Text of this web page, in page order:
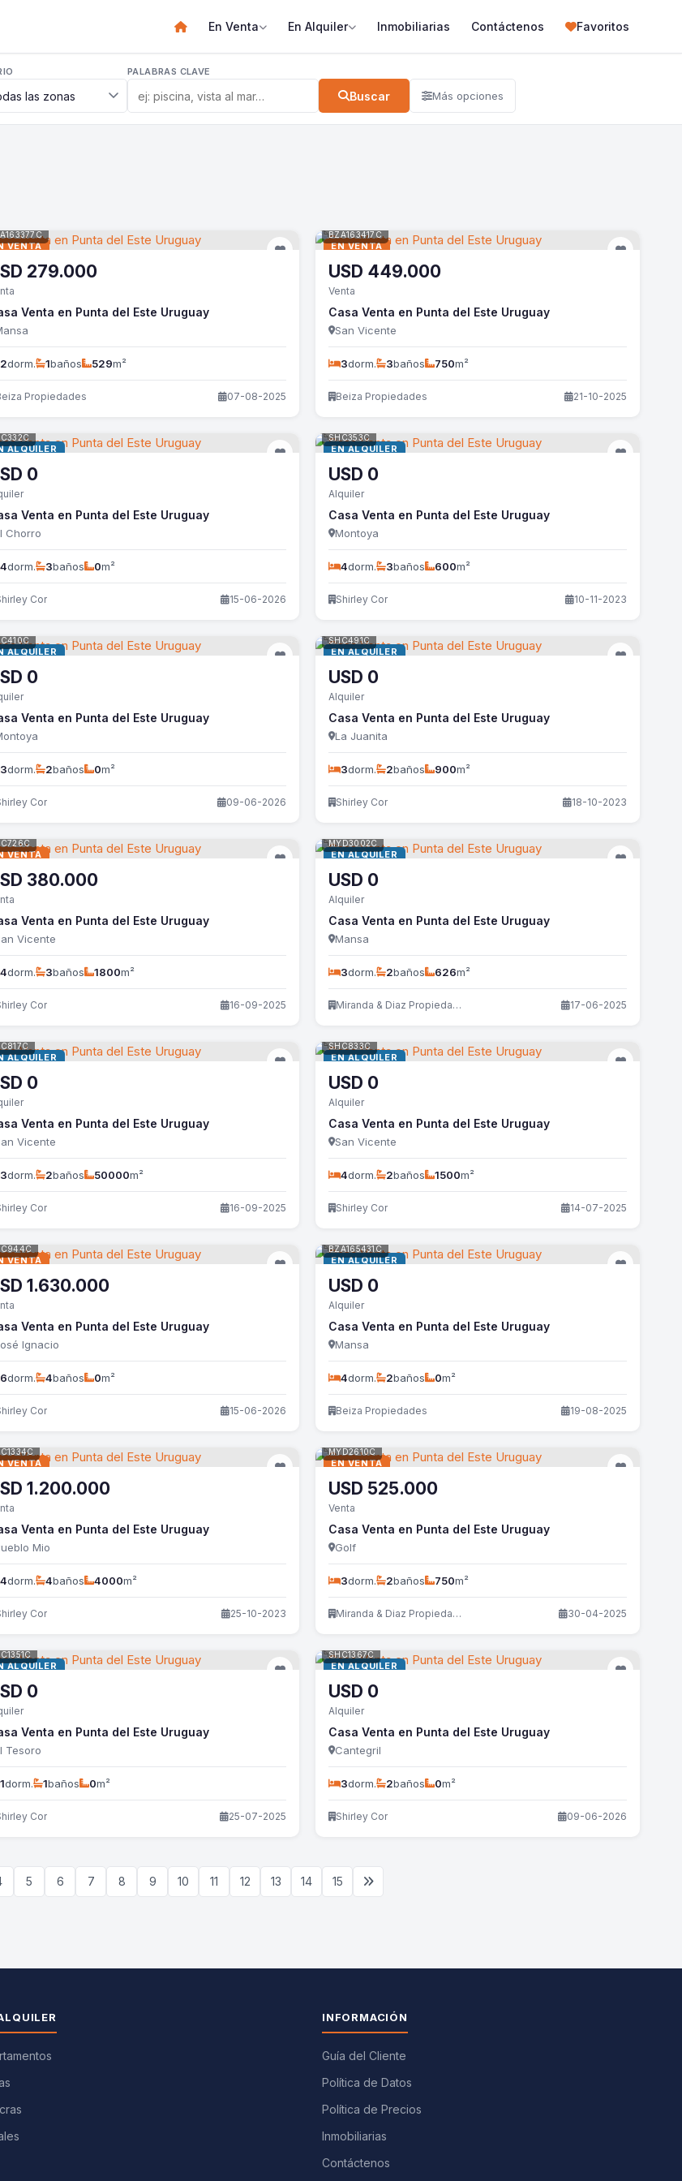
En Venta En Alquiler Inmobiliarias Contáctenos Favoritos
PALABRAS CLAVE
Buscar Más opciones
VENTA
279.000
Venta en Punta del Este Uruguay
2dorm. 1baños 529m²
Propiedades 07-08-2025
EN VENTA
BZA163417C
USD 449.000
Venta
Casa Venta en Punta del Este Uruguay
San Vicente
3dorm. 3baños 750m²
Beiza Propiedades 21-10-2025
ALQUILER
0
Venta en Punta del Este Uruguay
Chorro
4dorm. 3baños 0m²
Cor 15-06-2026
EN ALQUILER
SHC353C
USD 0
Alquiler
Casa Venta en Punta del Este Uruguay
Montoya
4dorm. 3baños 600m²
Shirley Cor 10-11-2023
ALQUILER
0
Venta en Punta del Este Uruguay
3dorm. 2baños 0m²
Cor 09-06-2026
EN ALQUILER
SHC491C
USD 0
Alquiler
Casa Venta en Punta del Este Uruguay
La Juanita
3dorm. 2baños 900m²
Shirley Cor 18-10-2023
VENTA
380.000
Venta en Punta del Este Uruguay
Vicente
4dorm. 3baños 1800m²
Cor 16-09-2025
EN ALQUILER
MYD3002C
USD 0
Alquiler
Casa Venta en Punta del Este Uruguay
Mansa
3dorm. 2baños 626m²
Miranda & Diaz Propiedades 17-06-2025
ALQUILER
0
Venta en Punta del Este Uruguay
Vicente
3dorm. 2baños 50000m²
Cor 16-09-2025
EN ALQUILER
SHC833C
USD 0
Alquiler
Casa Venta en Punta del Este Uruguay
San Vicente
4dorm. 2baños 1500m²
Shirley Cor 14-07-2025
VENTA
1.630.000
Venta en Punta del Este Uruguay
Ignacio
6dorm. 4baños 0m²
Cor 15-06-2026
EN ALQUILER
BZA165431C
USD 0
Alquiler
Casa Venta en Punta del Este Uruguay
Mansa
4dorm. 2baños 0m²
Beiza Propiedades 19-08-2025
VENTA
1.200.000
Venta en Punta del Este Uruguay
Mio
4dorm. 4baños 4000m²
Cor 25-10-2023
EN VENTA
MYD2610C
USD 525.000
Venta
Casa Venta en Punta del Este Uruguay
Golf
3dorm. 2baños 750m²
Miranda & Diaz Propiedades 30-04-2025
ALQUILER
0
Venta en Punta del Este Uruguay
Tesoro
1dorm. 1baños 0m²
Cor 25-07-2025
EN ALQUILER
SHC1367C
USD 0
Alquiler
Casa Venta en Punta del Este Uruguay
Cantegril
3dorm. 2baños 0m²
Shirley Cor 09-06-2026
5 6 7 8 9 10 11 12 13 14 15
INFORMACIÓN
Guía del Cliente
Política de Datos
Política de Precios
Inmobiliarias
Contáctenos